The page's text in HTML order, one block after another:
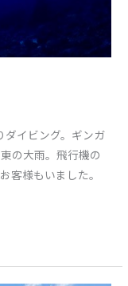
ダイビング。ギンガ
の大雨。飛行機の
客様もいました。